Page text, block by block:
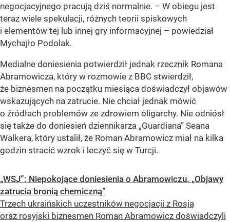
negocjacyjnego pracują dziś normalnie. – W obiegu jest
teraz wiele spekulacji, różnych teorii spiskowych
i elementów tej lub innej gry informacyjnej – powiedział
Mychajło Podolak.
Medialne doniesienia potwierdził jednak rzecznik Romana
Abramowicza, który w rozmowie z BBC stwierdził,
że biznesmen na początku miesiąca doświadczył objawów
wskazujących na zatrucie. Nie chciał jednak mówić
o źródłach problemów ze zdrowiem oligarchy. Nie odniósł
się także do doniesień dziennikarza „Guardiana” Seana
Walkera, który ustalił, że Roman Abramowicz miał na kilka
godzin stracić wzrok i leczyć się w Turcji.
„WSJ”: Niepokojące doniesienia o Abramowiczu. „Objawy
zatrucia bronią chemiczną”
Trzech ukraińskich uczestników negocjacji z Rosją
oraz rosyjski biznesmen Roman Abramowicz doświadczyli